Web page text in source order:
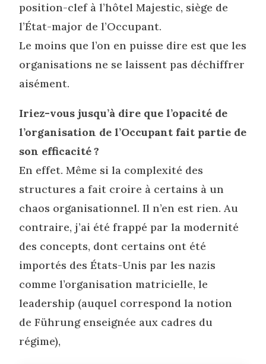
position-clef à l’hôtel Majestic, siège de
l’État-major de l’Occupant.
Le moins que l’on en puisse dire est que les
organisations ne se laissent pas déchiffrer
aisément.
Iriez-vous jusqu’à dire que l’opacité de
l’organisation de l’Occupant fait partie de
son efficacité ?
En effet. Même si la complexité des
structures a fait croire à certains à un
chaos organisationnel. Il n’en est rien. Au
contraire, j’ai été frappé par la modernité
des concepts, dont certains ont été
importés des États-Unis par les nazis
comme l’organisation matricielle, le
leadership (auquel correspond la notion
de Führung enseignée aux cadres du
régime),